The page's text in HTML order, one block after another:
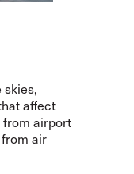
skies,
affect
airport
air